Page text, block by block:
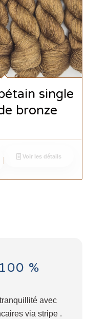
single
bronze
Voir les détails
%
avec
via stripe .